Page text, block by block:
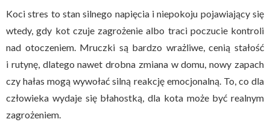
Koci stres to stan silnego napięcia i niepokoju pojawiający się
wtedy, gdy kot czuje zagrożenie albo traci poczucie kontroli
nad otoczeniem. Mruczki są bardzo wrażliwe, cenią stałość
i rutynę, dlatego nawet drobna zmiana w domu, nowy zapach
czy hałas mogą wywołać silną reakcję emocjonalną. To, co dla
człowieka wydaje się błahostką, dla kota może być realnym
zagrożeniem.